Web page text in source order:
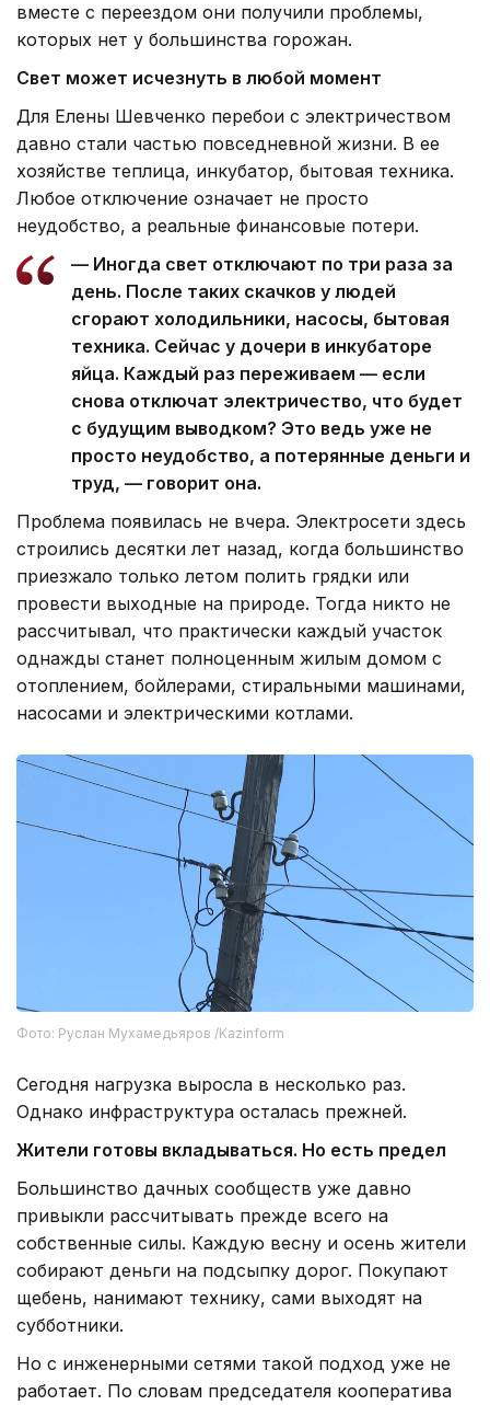
вместе с переездом они получили проблемы,
которых нет у большинства горожан.
Свет может исчезнуть в любой момент
Для Елены Шевченко перебои с электричеством
давно стали частью повседневной жизни. В ее
хозяйстве теплица, инкубатор, бытовая техника.
Любое отключение означает не просто
неудобство, а реальные финансовые потери.
— Иногда свет отключают по три раза за
день. После таких скачков у людей
сгорают холодильники, насосы, бытовая
техника. Сейчас у дочери в инкубаторе
яйца. Каждый раз переживаем — если
снова отключат электричество, что будет
с будущим выводком? Это ведь уже не
просто неудобство, а потерянные деньги и
труд, — говорит она.
Проблема появилась не вчера. Электросети здесь
строились десятки лет назад, когда большинство
приезжало только летом полить грядки или
провести выходные на природе. Тогда никто не
рассчитывал, что практически каждый участок
однажды станет полноценным жилым домом с
отоплением, бойлерами, стиральными машинами,
насосами и электрическими котлами.
Фото: Руслан Мухамедьяров /Kazinform
Сегодня нагрузка выросла в несколько раз.
Однако инфраструктура осталась прежней.
Жители готовы вкладываться. Но есть предел
Большинство дачных сообществ уже давно
привыкли рассчитывать прежде всего на
собственные силы. Каждую весну и осень жители
собирают деньги на подсыпку дорог. Покупают
щебень, нанимают технику, сами выходят на
субботники.
Но с инженерными сетями такой подход уже не
работает. По словам председателя кооператива